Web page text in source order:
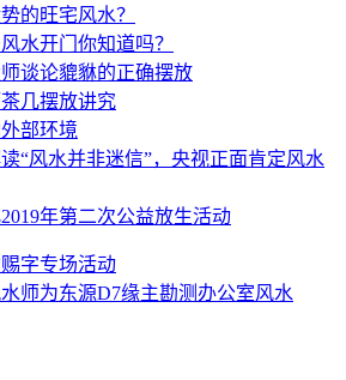
的旺宅风水？
水开门你知道吗？
谈论貔貅的正确摆放
几摆放讲究
部环境
“风水并非迷信”，央视正面肯定风水
年第二次公益放生活动
字专场活动
师为东源D7缘主勘测办公室风水